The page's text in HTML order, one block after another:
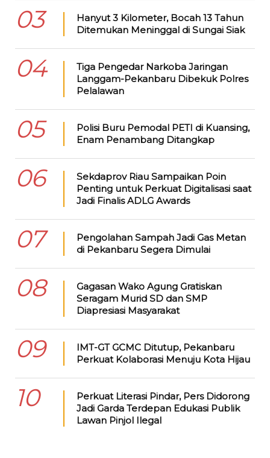
03
Hanyut 3 Kilometer, Bocah 13 Tahun
Ditemukan Meninggal di Sungai Siak
04
Tiga Pengedar Narkoba Jaringan
Langgam-Pekanbaru Dibekuk Polres
Pelalawan
05
Polisi Buru Pemodal PETI di Kuansing,
Enam Penambang Ditangkap
06
Sekdaprov Riau Sampaikan Poin
Penting untuk Perkuat Digitalisasi saat
Jadi Finalis ADLG Awards
07
Pengolahan Sampah Jadi Gas Metan
di Pekanbaru Segera Dimulai
08
Gagasan Wako Agung Gratiskan
Seragam Murid SD dan SMP
Diapresiasi Masyarakat
09
IMT-GT GCMC Ditutup, Pekanbaru
Perkuat Kolaborasi Menuju Kota Hijau
10
Perkuat Literasi Pindar, Pers Didorong
Jadi Garda Terdepan Edukasi Publik
Lawan Pinjol Ilegal